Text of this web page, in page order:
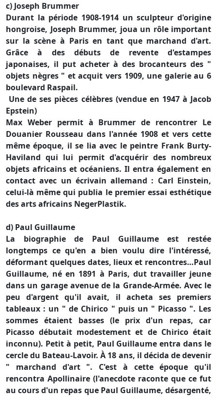
c) Joseph Brummer
Durant la période 1908-1914 un sculpteur d'origine
hongroise, Joseph Brummer, joua un rôle important
sur la scène à Paris en tant que marchand d'art.
Grâce à des débuts de revente d'estampes
japonaises, il put acheter à des brocanteurs des "
objets nègres " et acquit vers 1909, une galerie au 6
boulevard Raspail.
Une de ses pièces célèbres (vendue en 1947 à Jacob
Epstein)
Max Weber permit à Brummer de rencontrer Le
Douanier Rousseau dans l'année 1908 et vers cette
même époque, il se lia avec le peintre Frank Burty-
Haviland qui lui permit d'acquérir des nombreux
objets africains et océaniens. Il entra également en
contact avec un écrivain allemand : Carl Einstein,
celui-là même qui publia le premier essai esthétique
des arts africains NegerPlastik.
d) Paul Guillaume
La biographie de Paul Guillaume est restée
longtemps ce qu'en a bien voulu dire l'intéressé,
déformant quelques dates, lieux et rencontres…Paul
Guillaume, né en 1891 à Paris, dut travailler jeune
dans un garage avenue de la Grande-Armée. Avec le
peu d'argent qu'il avait, il acheta ses premiers
tableaux : un " de Chirico " puis un " Picasso ". Les
sommes étaient basses (le prix d'un repas, car
Picasso débutait modestement et de Chirico était
inconnu). Petit à petit, Paul Guillaume entra dans le
cercle du Bateau-Lavoir. À 18 ans, il décida de devenir
" marchand d'art ". C'est à cette époque qu'il
rencontra Apollinaire (l'anecdote raconte que ce fut
au cours d'un repas que Paul Guillaume, désargenté,